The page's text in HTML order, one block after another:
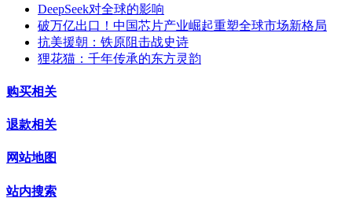
DeepSeek对全球的影响
破万亿出口！中国芯片产业崛起重塑全球市场新格局
抗美援朝：铁原阻击战史诗
狸花猫：千年传承的东方灵韵
购买相关
退款相关
网站地图
站内搜索